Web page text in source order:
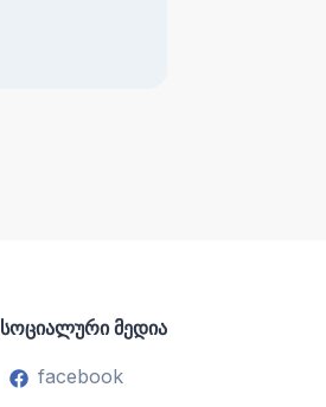
სოციალური მედია
facebook